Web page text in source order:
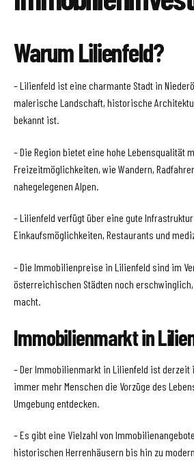
Warum Lilienfeld?
– Lilienfeld ist eine charmante Stadt in
malerische Landschaft, historische
bekannt ist.
– Die Region bietet eine hohe Lebensqualität
Freizeitmöglichkeiten, wie Wandern,
nahegelegenen Alpen.
– Lilienfeld verfügt über eine gute
Einkaufsmöglichkeiten, Restaurants und
– Die Immobilienpreise in Lilienfeld sind im
österreichischen Städten noch
macht.
Immobilienmarkt in
– Der Immobilienmarkt in Lilienfeld ist derzeit
immer mehr Menschen die Vorzüge des
Umgebung entdecken.
– Es gibt eine Vielzahl von
historischen Herrenhäusern bis hin zu